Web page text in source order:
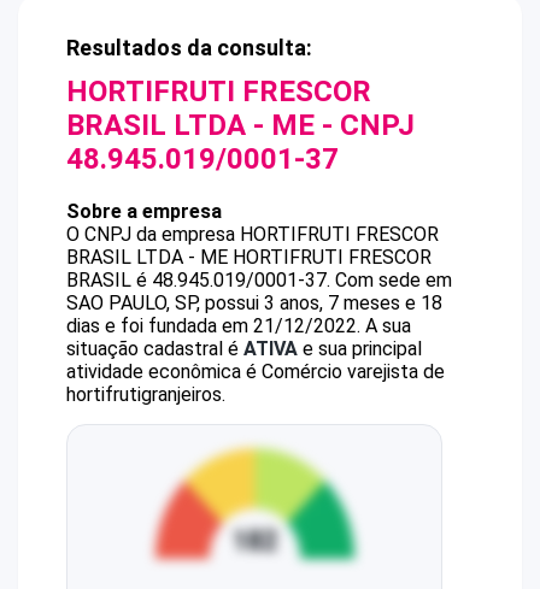
Resultados da consulta:
HORTIFRUTI FRESCOR
BRASIL LTDA - ME - CNPJ
48.945.019/0001-37
Sobre a empresa
O CNPJ da empresa HORTIFRUTI FRESCOR
BRASIL LTDA - ME HORTIFRUTI FRESCOR
BRASIL é 48.945.019/0001-37. Com sede em
SAO PAULO, SP, possui 3 anos, 7 meses e 18
dias e foi fundada em 21/12/2022. A sua
situação cadastral é ATIVA e sua principal
atividade econômica é Comércio varejista de
hortifrutigranjeiros.